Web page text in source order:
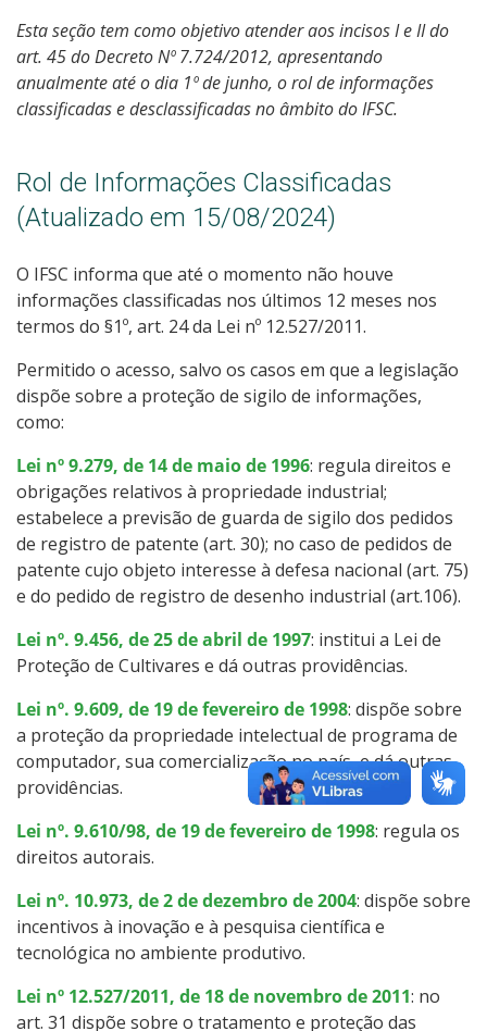
Consulta a processos
Tecnologia da Informação
Esta seção tem como objetivo atender aos incisos I e II do
art. 45 do Decreto Nº 7.724/2012, apresentando
anualmente até o dia 1º de junho, o rol de informações
classificadas e desclassificadas no âmbito do IFSC.
Rol de Informações Classificadas
(Atualizado em 15/08/2024)
O IFSC informa que até o momento não houve
informações classificadas nos últimos 12 meses nos
termos do §1º, art. 24 da Lei nº 12.527/2011.
Permitido o acesso, salvo os casos em que a legislação
dispõe sobre a proteção de sigilo de informações,
como:
Lei nº 9.279, de 14 de maio de 1996: regula direitos e
obrigações relativos à propriedade industrial;
estabelece a previsão de guarda de sigilo dos pedidos
de registro de patente (art. 30); no caso de pedidos de
patente cujo objeto interesse à defesa nacional (art. 75)
e do pedido de registro de desenho industrial (art.106).
Lei nº. 9.456, de 25 de abril de 1997: institui a Lei de
Proteção de Cultivares e dá outras providências.
Lei nº. 9.609, de 19 de fevereiro de 1998: dispõe sobre
a proteção da propriedade intelectual de programa de
computador, sua comercialização no país, e dá outras
providências.
Lei nº. 9.610/98, de 19 de fevereiro de 1998: regula os
direitos autorais.
Lei nº. 10.973, de 2 de dezembro de 2004: dispõe sobre
incentivos à inovação e à pesquisa científica e
tecnológica no ambiente produtivo.
Lei nº 12.527/2011, de 18 de novembro de 2011: no
art. 31 dispõe sobre o tratamento e proteção das